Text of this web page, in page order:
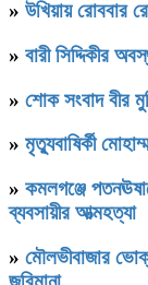
» উখিয়ায় রোববার
» বারী সিদ্দিকীর
» শোক সংবাদ বীর
» মৃত্যুবাষির্কী
» কমলগঞ্জে
ব্যবসায়ীর আত্মহত্যা
» মৌলভীবাজার